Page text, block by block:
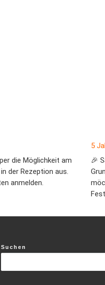
die Möglichkeit am
der Rezeption aus.
anmelden.
5
🎉
Suchen